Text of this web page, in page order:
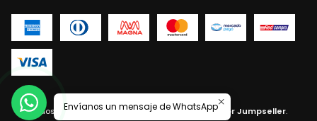
Todos los derechos reservados.Desarrollado por Jumpseller.
Envíanos un mensaje de WhatsApp